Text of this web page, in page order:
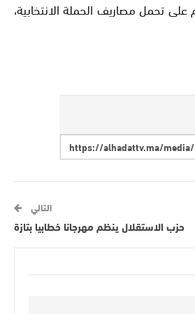
تحمل مصاريف الحملة الانتخابية،
التالي
حزب الاستقلال ينظم مهرجانا خطابيا بتازة